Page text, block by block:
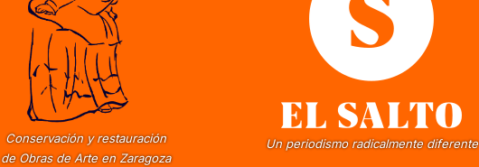
Conservación y restauración
de Obras de Arte en Zaragoza
Un periodismo radicalmente diferente